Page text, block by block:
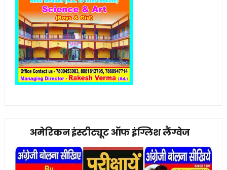
अमेरिकन इंस्टीट्यूट ऑफ इंग्लिश लैंग्वेज